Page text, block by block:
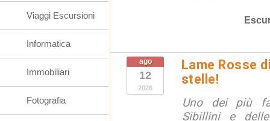
ago
12
2026
Lame Rosse
stelle!
Uno dei più
Sibillini e
Viaggi Escursioni
Informatica
Immobiliari
Fotografia